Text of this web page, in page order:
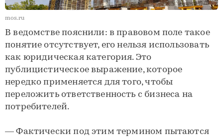
mos.ru
В ведомстве пояснили: в правовом поле такое
понятие отсутствует, его нельзя использовать
как юридическая категория. Это
публицистическое выражение, которое
нередко применяется для того, чтобы
переложить ответственность с бизнеса на
потребителей.
— Фактически под этим термином пытаются